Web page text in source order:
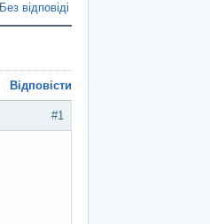
Без відповіді
Відповісти
#1